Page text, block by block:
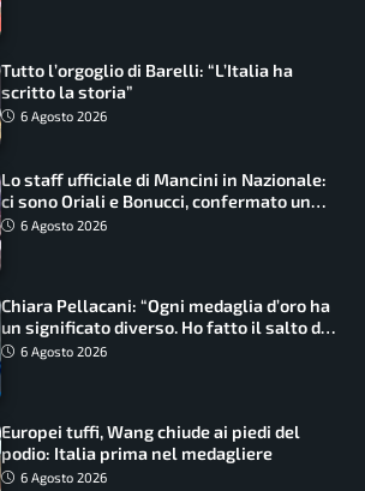
Tutto l’orgoglio di Barelli: “L’Italia ha
scritto la storia”
6 Agosto 2026
Lo staff ufficiale di Mancini in Nazionale:
ci sono Oriali e Bonucci, confermato un
ritorno
6 Agosto 2026
Chiara Pellacani: “Ogni medaglia d’oro ha
un significato diverso. Ho fatto il salto di
qualità”
6 Agosto 2026
Europei tuffi, Wang chiude ai piedi del
podio: Italia prima nel medagliere
6 Agosto 2026